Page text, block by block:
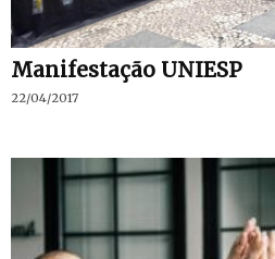
Manifestação UNIESP
22/04/2017